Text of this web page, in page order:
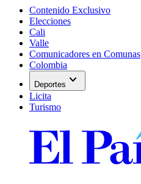
Contenido Exclusivo
Elecciones
Cali
Valle
Comunicadores en Comunas
Colombia
Deportes expand_more
Licita
Turismo